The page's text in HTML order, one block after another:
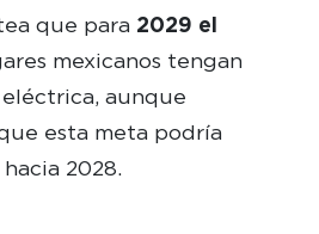
que para 2029 el
mexicanos tengan
aunque
esta meta podría
2028.